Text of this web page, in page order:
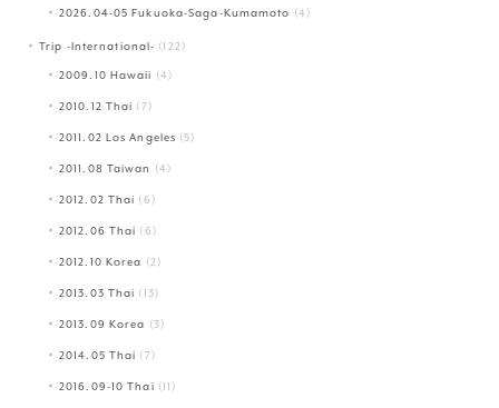
2026.04-05 Fukuoka-Saga-Kumamoto (4)
Trip -International- (122)
2009.10 Hawaii (4)
2010.12 Thai (7)
2011.02 Los Angeles (5)
2011.08 Taiwan (4)
2012.02 Thai (6)
2012.06 Thai (6)
2012.10 Korea (2)
2013.03 Thai (13)
2013.09 Korea (3)
2014.05 Thai (7)
2016.09-10 Thai (11)